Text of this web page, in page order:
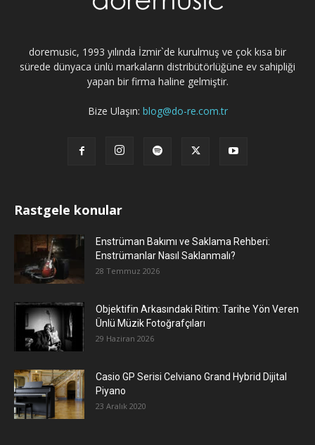
doremusic, 1993 yılında İzmir`de kurulmuş ve çok kısa bir
sürede dünyaca ünlü markaların distribütörlüğüne ev sahipliği
yapan bir firma haline gelmiştir.
Bize Ulaşın: blog@do-re.com.tr
Rastgele konular
Enstrüman Bakımı ve Saklama Rehberi:
Enstrümanlar Nasıl Saklanmalı?
28 Temmuz 2026
Objektifin Arkasındaki Ritim: Tarihe Yön Veren
Ünlü Müzik Fotoğrafçıları
29 Haziran 2026
Casio GP Serisi Celviano Grand Hybrid Dijital
Piyano
23 Aralık 2020